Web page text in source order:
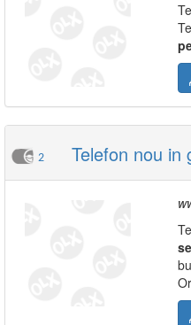
2 Telefon nou in